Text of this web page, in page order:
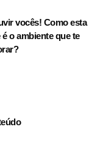
vocês! Como esta
o ambiente que te